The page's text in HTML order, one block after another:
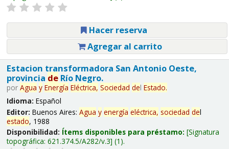
Hacer reserva
Agregar al carrito
Estacion transformadora San Antonio Oeste,
provincia deRío Negro.
por Agua y Energía Eléctrica, Sociedad del Estado.
Idioma: Español
Editor: Buenos Aires: Agua y energía eléctrica, sociedad del
estado, 1988
Disponibilidad: Ítems disponibles para préstamo: Signatura
topográfica: 621.374.5/A282/v.3 (1).